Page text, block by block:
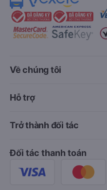
Về chúng tôi
Hỗ trợ
Trở thành đối tác
Đối tác thanh toán